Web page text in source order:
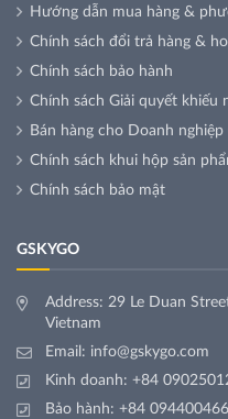
Hướng dẫn mua hàng &
Chính sách đổi trả hàng &
Chính sách bảo hành
Chính sách Giải quyết khiếu
Bán hàng cho Doanh nghiệp
Chính sách khui hộp sản
Chính sách bảo mật
GSKYGO
Address: 29 Le Duan
Vietnam
Email: info@gskygo.com
Kinh doanh: +84
Bảo hành: +84